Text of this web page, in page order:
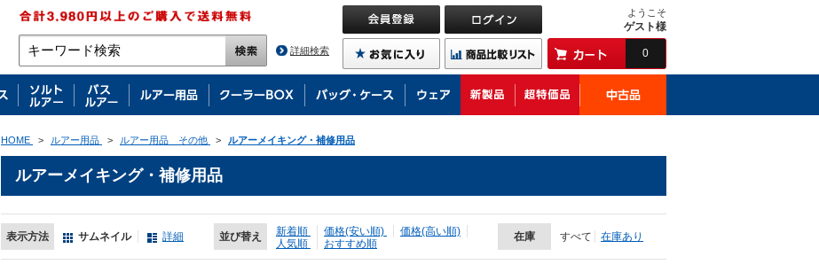
詳細検索
ようこそ
ゲスト様
0
HOME > ルアー用品 > ルアー用品 その他 > ルアーメイキング・補修用品
ルアーメイキング・補修用品
表示方法 サムネイル 詳細 並び替え 新着順 価格(安い順)
価格(高い順)
人気順
おすすめ順
在庫 すべて 在庫あり